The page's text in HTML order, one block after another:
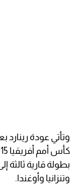
وتنزانيا وأوغندا.